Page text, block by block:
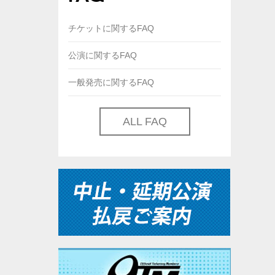
チケットに関するFAQ
公演に関するFAQ
一般発売に関するFAQ
ALL FAQ